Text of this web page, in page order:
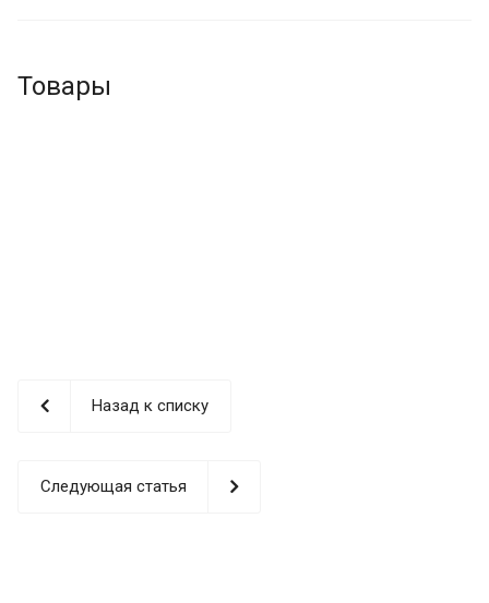
Товары
Назад к списку
Следующая статья